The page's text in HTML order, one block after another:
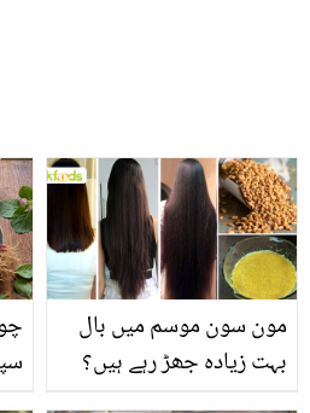
مون سون موسم میں بال
بہت زیادہ جھڑ رہے ہیں؟